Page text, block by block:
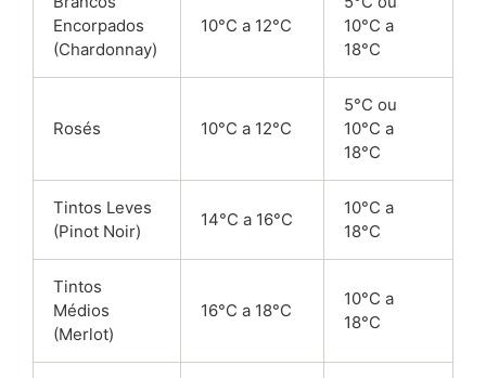
Encorpados
(Chardonnay)
10°C a 12°C
10°C a
18°C
Rosés 10°C a 12°C
5°C ou
10°C a
18°C
Tintos Leves
(Pinot Noir)
14°C a 16°C
10°C a
18°C
Tintos
Médios
(Merlot)
16°C a 18°C
10°C a
18°C